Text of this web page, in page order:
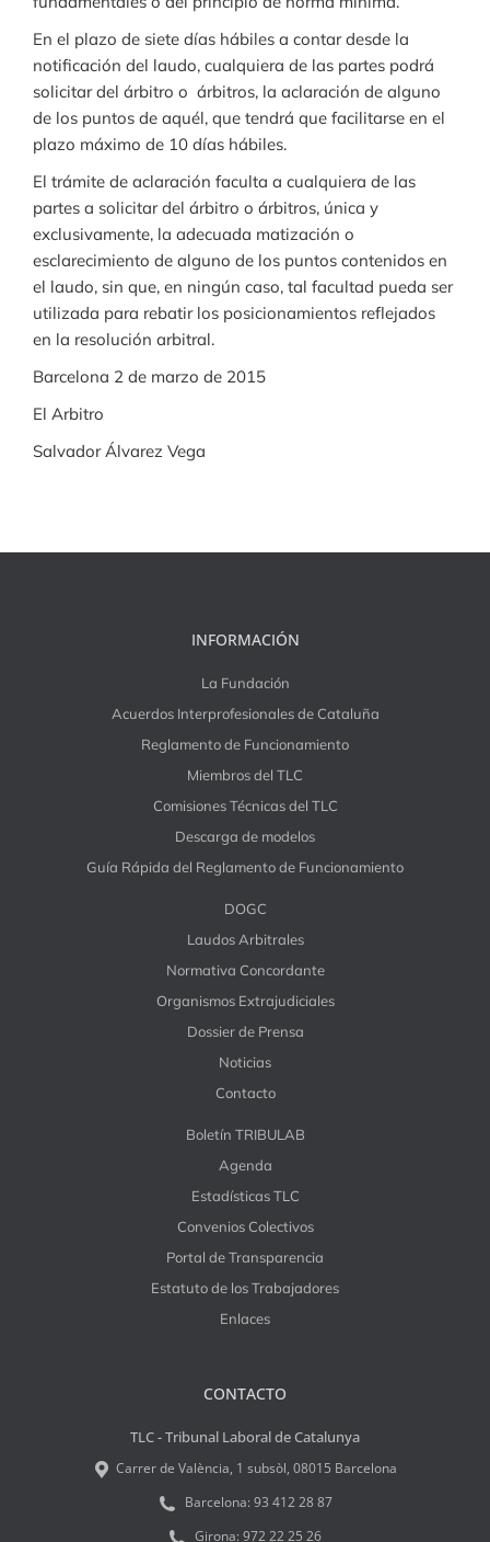
En el plazo de siete días hábiles a contar desde la
notificación del laudo, cualquiera de las partes podrá
solicitar del árbitro o árbitros, la aclaración de alguno
de los puntos de aquél, que tendrá que facilitarse en el
plazo máximo de 10 días hábiles.
El trámite de aclaración faculta a cualquiera de las
partes a solicitar del árbitro o árbitros, única y
exclusivamente, la adecuada matización o
esclarecimiento de alguno de los puntos contenidos en
el laudo, sin que, en ningún caso, tal facultad pueda ser
utilizada para rebatir los posicionamientos reflejados
en la resolución arbitral.
Barcelona 2 de marzo de 2015
El Arbitro
Salvador Álvarez Vega
INFORMACIÓN
La Fundación
Acuerdos Interprofesionales de Cataluña
Reglamento de Funcionamiento
Miembros del TLC
Comisiones Técnicas del TLC
Descarga de modelos
Guía Rápida del Reglamento de Funcionamiento
DOGC
Laudos Arbitrales
Normativa Concordante
Organismos Extrajudiciales
Dossier de Prensa
Noticias
Contacto
Boletín TRIBULAB
Agenda
Estadísticas TLC
Convenios Colectivos
Portal de Transparencia
Estatuto de los Trabajadores
Enlaces
CONTACTO
TLC - Tribunal Laboral de Catalunya
Carrer de València, 1 subsòl, 08015 Barcelona
Barcelona: 93 412 28 87
Girona: 972 22 25 26